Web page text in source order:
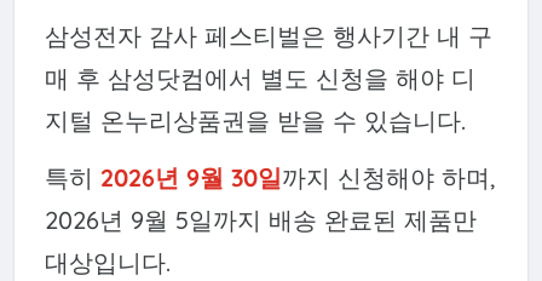
삼성전자 감사 페스티벌은 행사기간 내 구
매 후 삼성닷컴에서 별도 신청을 해야 디
지털 온누리상품권을 받을 수 있습니다.
특히 2026년 9월 30일까지 신청해야 하며,
2026년 9월 5일까지 배송 완료된 제품만
대상입니다.